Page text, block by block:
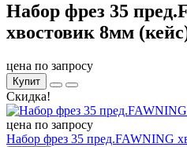
Набор фрез 35
хвостовик 8мм
цена по запросу
Купит
Скидка!
цена по запросу
Набор фрез 35 пред.FAWNING